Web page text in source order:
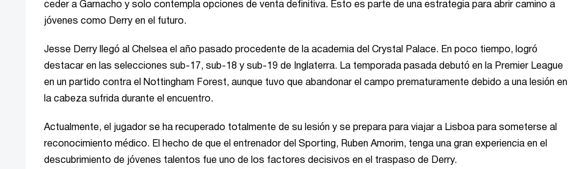
ceder a Garnacho y solo contempla opciones de venta definitiva. Esto es parte de una estrategia para abrir camino a
jóvenes como Derry en el futuro.
Jesse Derry llegó al Chelsea el año pasado procedente de la academia del Crystal Palace. En poco tiempo, logró
destacar en las selecciones sub-17, sub-18 y sub-19 de Inglaterra. La temporada pasada debutó en la Premier League
en un partido contra el Nottingham Forest, aunque tuvo que abandonar el campo prematuramente debido a una lesión en
la cabeza sufrida durante el encuentro.
Actualmente, el jugador se ha recuperado totalmente de su lesión y se prepara para viajar a Lisboa para someterse al
reconocimiento médico. El hecho de que el entrenador del Sporting, Ruben Amorim, tenga una gran experiencia en el
descubrimiento de jóvenes talentos fue uno de los factores decisivos en el traspaso de Derry.